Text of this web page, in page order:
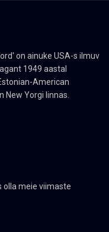
on ainuke USA-s ilmuv
1949 aastal
American
New Yorgi linnas.
olla meie viimaste